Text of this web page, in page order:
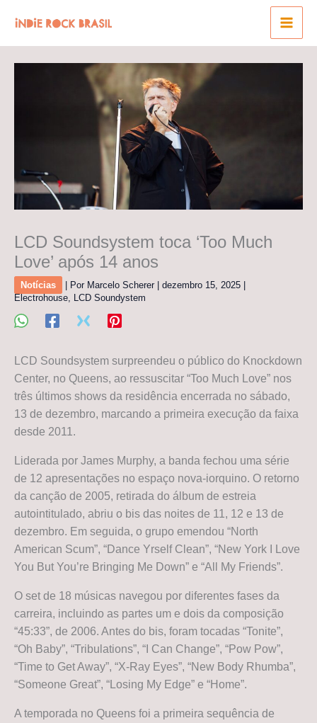
para
o
conteúdo
LCD Soundsystem toca ‘Too Much
Love’ após 14 anos
Notícias | Por Marcelo Scherer | dezembro 15, 2025 |
Electrohouse LCD Soundystem
LCD Soundsystem surpreendeu o público do Knockdown
Center, no Queens, ao ressuscitar “Too Much Love” nos
três últimos shows da residência encerrada no sábado,
13 de dezembro, marcando a primeira execução da faixa
desde 2011.
Liderada por James Murphy, a banda fechou uma série
de 12 apresentações no espaço nova-iorquino. O retorno
da canção de 2005, retirada do álbum de estreia
autointitulado, abriu o bis das noites de 11, 12 e 13 de
dezembro. Em seguida, o grupo emendou “North
American Scum”, “Dance Yrself Clean”, “New York I Love
You But You’re Bringing Me Down” e “All My Friends”.
O set de 18 músicas navegou por diferentes fases da
carreira, incluindo as partes um e dois da composição
“45:33”, de 2006. Antes do bis, foram tocadas “Tonite”,
“Oh Baby”, “Tribulations”, “I Can Change”, “Pow Pow”,
“Time to Get Away”, “X-Ray Eyes”, “New Body Rhumba”,
“Someone Great”, “Losing My Edge” e “Home”.
A temporada no Queens foi a primeira sequência de